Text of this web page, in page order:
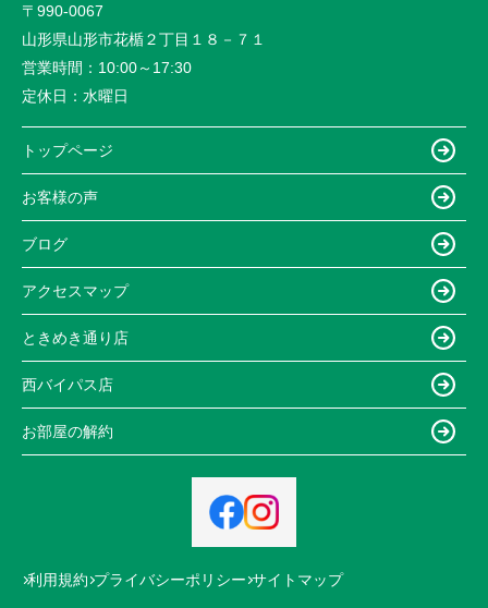
〒990-0067
山形県山形市花楯２丁目１８－７１
営業時間： 10:00～17:30
定休日： 水曜日
トップページ
お客様の声
ブログ
アクセスマップ
ときめき通り店
西バイパス店
お部屋の解約
利用規約 プライバシーポリシー サイトマップ